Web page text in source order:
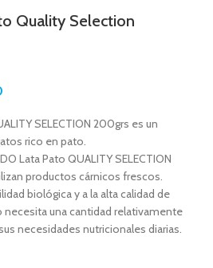
Quality Selection
SELECTION 200grs es un
rico en pato.
Lata Pato QUALITY SELECTION
productos cárnicos frescos.
biológica y a la alta calidad de
una cantidad relativamente
necesidades nutricionales diarias.